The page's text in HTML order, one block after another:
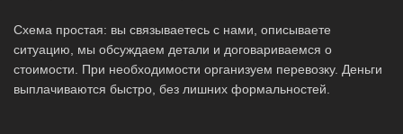
Схема простая: вы связываетесь с нами, описываете
ситуацию, мы обсуждаем детали и договариваемся о
стоимости. При необходимости организуем перевозку. Деньги
выплачиваются быстро, без лишних формальностей.